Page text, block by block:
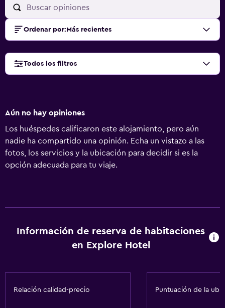
Ordenar por: Más recientes
Todos los filtros
Aún no hay opiniones
Los huéspedes calificaron este alojamiento, pero aún
nadie ha compartido una opinión. Echa un vistazo a las
fotos, los servicios y la ubicación para decidir si es la
opción adecuada para tu viaje.
Información de reserva de habitaciones
en Explore Hotel
Relación calidad-precio Puntuación de la